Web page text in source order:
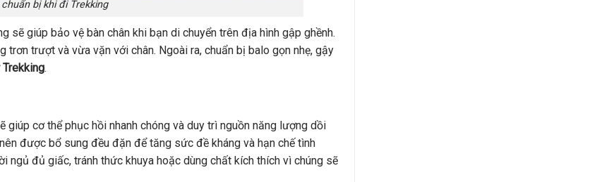
bị khi đi Trekking
sẽ giúp bảo vệ bàn chân khi bạn di chuyển trên địa hình gập ghềnh.
trượt và vừa vặn với chân. Ngoài ra, chuẩn bị balo gọn nhẹ, gậy
Trekking.
cơ thể phục hồi nhanh chóng và duy trì nguồn năng lượng dồi
được bổ sung đều đặn để tăng sức đề kháng và hạn chế tình
ngủ đủ giấc, tránh thức khuya hoặc dùng chất kích thích vì chúng sẽ